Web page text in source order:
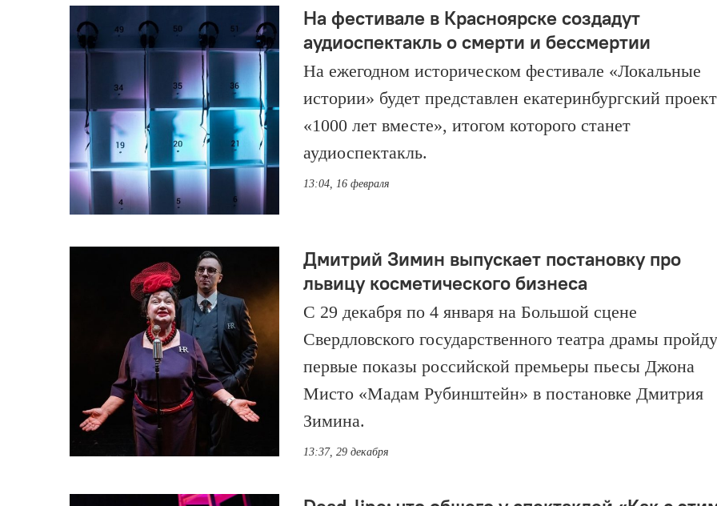
На фестивале в Красноярске создадут
аудиоспектакль о смерти и бессмертии
На ежегодном историческом фестивале «Локальные
истории» будет представлен екатеринбургский проект
«1000 лет вместе», итогом которого станет
аудиоспектакль.
13:04, 16 февраля
Дмитрий Зимин выпускает постановку про
львицу косметического бизнеса
С 29 декабря по 4 января на Большой сцене
Свердловского государственного театра драмы
первые показы российской премьеры пьесы Джона
Мисто «Мадам Рубинштейн» в постановке Дмитрия
Зимина.
13:37, 29 декабря